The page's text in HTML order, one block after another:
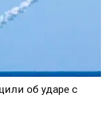
об ударе с